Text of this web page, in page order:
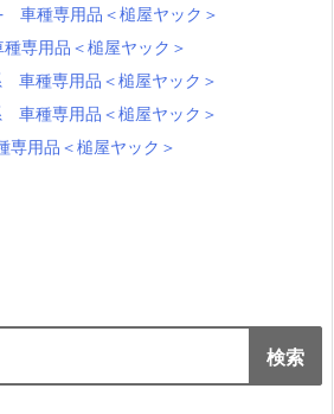
車種専用品＜槌屋ヤック＞
専用品＜槌屋ヤック＞
車種専用品＜槌屋ヤック＞
車種専用品＜槌屋ヤック＞
用品＜槌屋ヤック＞